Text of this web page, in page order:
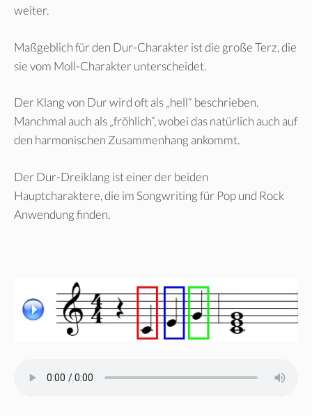
weiter.
Maßgeblich für den Dur-Charakter ist die große Terz, die
sie vom Moll-Charakter unterscheidet.
Der Klang von Dur wird oft als „hell“ beschrieben.
Manchmal auch als „fröhlich“, wobei das natürlich auch auf
den harmonischen Zusammenhang ankommt.
Der Dur-Dreiklang ist einer der beiden
Hauptcharaktere, die im Songwriting für Pop und Rock
Anwendung finden.